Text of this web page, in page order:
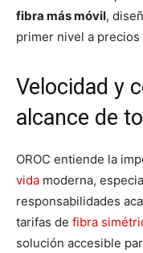
fibra más móvil,
primer nivel a
Velocidad y
alcance de
OROC entiende la
vida moderna,
responsabilidades
tarifas de fibra
solución accesible